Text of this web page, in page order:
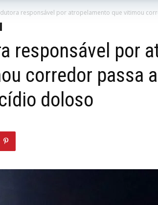
responsável por atropelamento que vitimou
responsável por
corredor passa
doloso